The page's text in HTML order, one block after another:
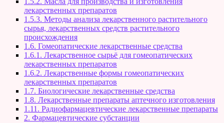
лекарственных препаратов
1.5.3. Методы анализа лекарственного растительного
сырья, лекарственных средств растительного
происхождения
1.6. Гомеопатические лекарственные средства
1.6.1. Лекарственное сырьё для гомеопатических
лекарственных препаратов
1.6.2. Лекарственные формы гомеопатических
лекарственных препаратов
1.7. Биологические лекарственные средства
1.8. Лекарственные препараты аптечного изготовления
1.11. Радиофармацевтические лекарственные препараты
2. Фармацевтические субстанции